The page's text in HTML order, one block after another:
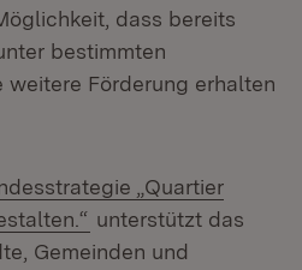
dass bereits
bestimmten
weitere Förderung erhalten
„Quartier
(Öffnet in neuem
unterstützt das
Gemeinden und